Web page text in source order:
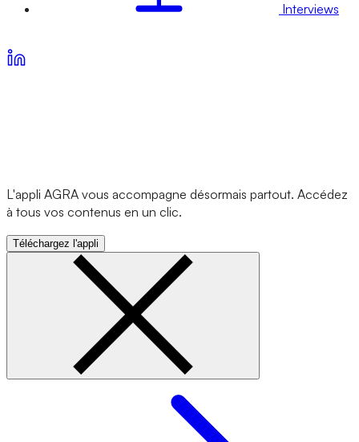
Interviews
L'appli AGRA vous accompagne désormais partout. Accédez
à tous vos contenus en un clic.
Téléchargez l'appli